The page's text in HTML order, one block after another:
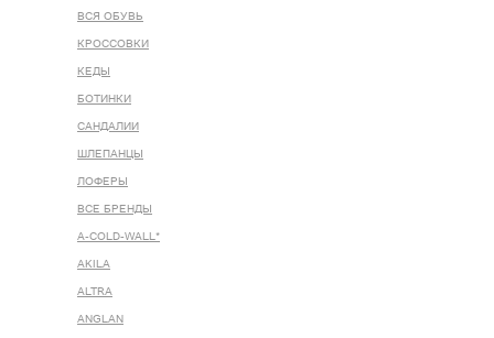
ВСЯ ОБУВЬ
КРОССОВКИ
КЕДЫ
БОТИНКИ
САНДАЛИИ
ШЛЕПАНЦЫ
ЛОФЕРЫ
ВСЕ БРЕНДЫ
A-COLD-WALL*
AKILA
ALTRA
ANGLAN